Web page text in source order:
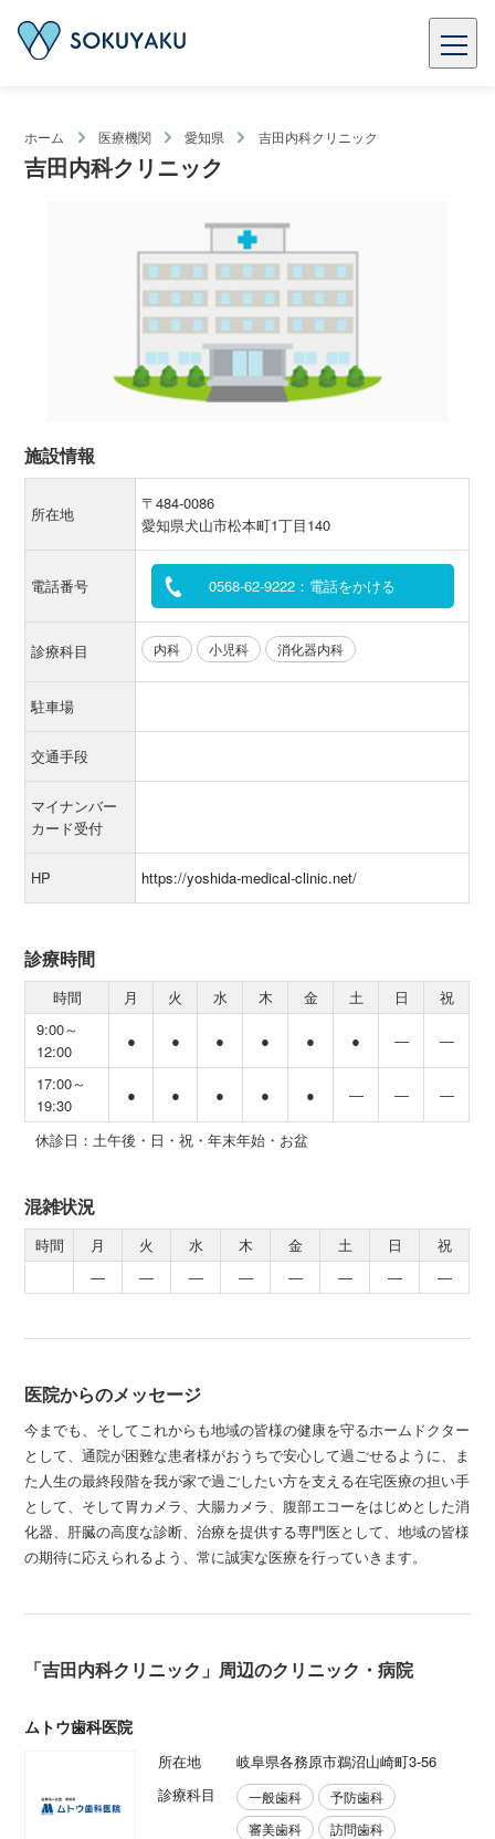
ホーム 医療機関 愛知県 吉田内科クリニック
吉田内科クリニック
施設情報
所在地
〒484-0086
愛知県犬山市松本町1丁目140
電話番号 0568-62-9222：電話をかける
診療科目 内科 小児科 消化器内科
駐車場
交通手段
マイナンバー
カード受付
HP https://yoshida-medical-clinic.net/
診療時間
時間 月 火 水 木 金 土 日
祝
9:00～
12:00
● ● ● ● ● ● ― ―
17:00～
19:30
● ● ● ● ● ― ― ―
休診日：土午後・日・祝・年末年始・お盆
混雑状況
時間 月 火 水 木 金 土 日
祝
―
― ― ― ― ― ― ―
医院からのメッセージ
今までも、そしてこれからも地域の皆様の健康を守るホームドクター
として、通院が困難な患者様がおうちで安心して過ごせるように、ま
た人生の最終段階を我が家で過ごしたい方を支える在宅医療の担い手
として、そして胃カメラ、大腸カメラ、腹部エコーをはじめとした消
化器、肝臓の高度な診断、治療を提供する専門医として、地域の皆様
の期待に応えられるよう、常に誠実な医療を行っていきます。
「吉田内科クリニック」周辺のクリニック・病院
ムトウ歯科医院
所在地
岐阜県各務原市鵜沼山崎町3-56
診療科目
一般歯科
予防歯科
審美歯科
訪問歯科